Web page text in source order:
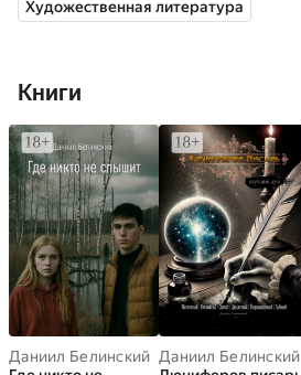
Художественная литература
Книги
Даниил Белинский Даниил Белинский